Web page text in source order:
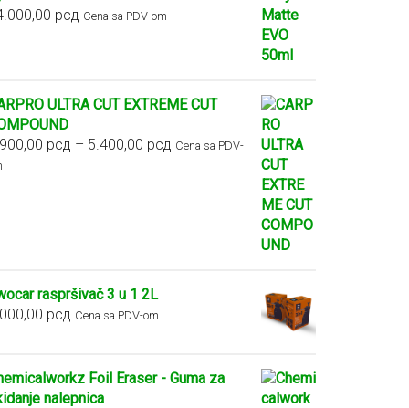
рсд Cena sa PDV-om
ULTRA CUT EXTREME CUT
рсд – 5.400,00 рсд Raspon
Cena sa PDV-
raspršivač 3 u 1 2L
рсд Cena sa PDV-om
Foil Eraser - Guma za
nalepnica